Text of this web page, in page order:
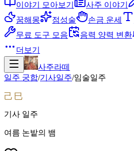
이야기 모아보기
사주 이야기
꿈해몽
점성술 손금 운세
무료 도구 모음
음력 양력 변환
더보기
사주라떼
일주 궁합/기사일주/임술일주
己巳
기사 일주
여름 논밭의 뱀